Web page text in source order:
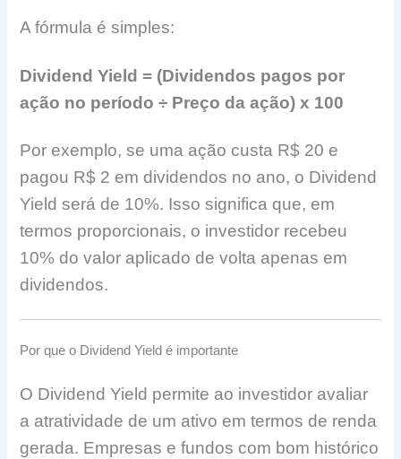
A fórmula é simples:
Dividend Yield = (Dividendos pagos por
ação no período ÷ Preço da ação) x 100
Por exemplo, se uma ação custa R$ 20 e
pagou R$ 2 em dividendos no ano, o Dividend
Yield será de 10%. Isso significa que, em
termos proporcionais, o investidor recebeu
10% do valor aplicado de volta apenas em
dividendos.
Por que o Dividend Yield é importante
O Dividend Yield permite ao investidor avaliar
a atratividade de um ativo em termos de renda
gerada. Empresas e fundos com bom histórico